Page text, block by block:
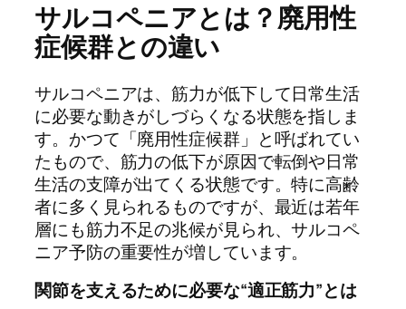
サルコペニアとは？廃用性
症候群との違い
サルコペニアは、筋力が低下して日常生活
に必要な動きがしづらくなる状態を指しま
す。かつて「廃用性症候群」と呼ばれてい
たもので、筋力の低下が原因で転倒や日常
生活の支障が出てくる状態です。特に高齢
者に多く見られるものですが、最近は若年
層にも筋力不足の兆候が見られ、サルコペ
ニア予防の重要性が増しています。
関節を支えるために必要な“適正筋力”とは